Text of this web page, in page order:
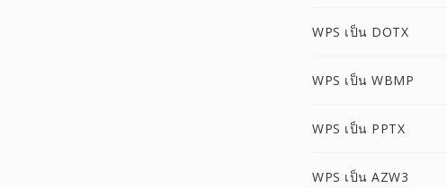
WPS เป็น DOTX
WPS เป็น WBMP
WPS เป็น PPTX
WPS เป็น AZW3